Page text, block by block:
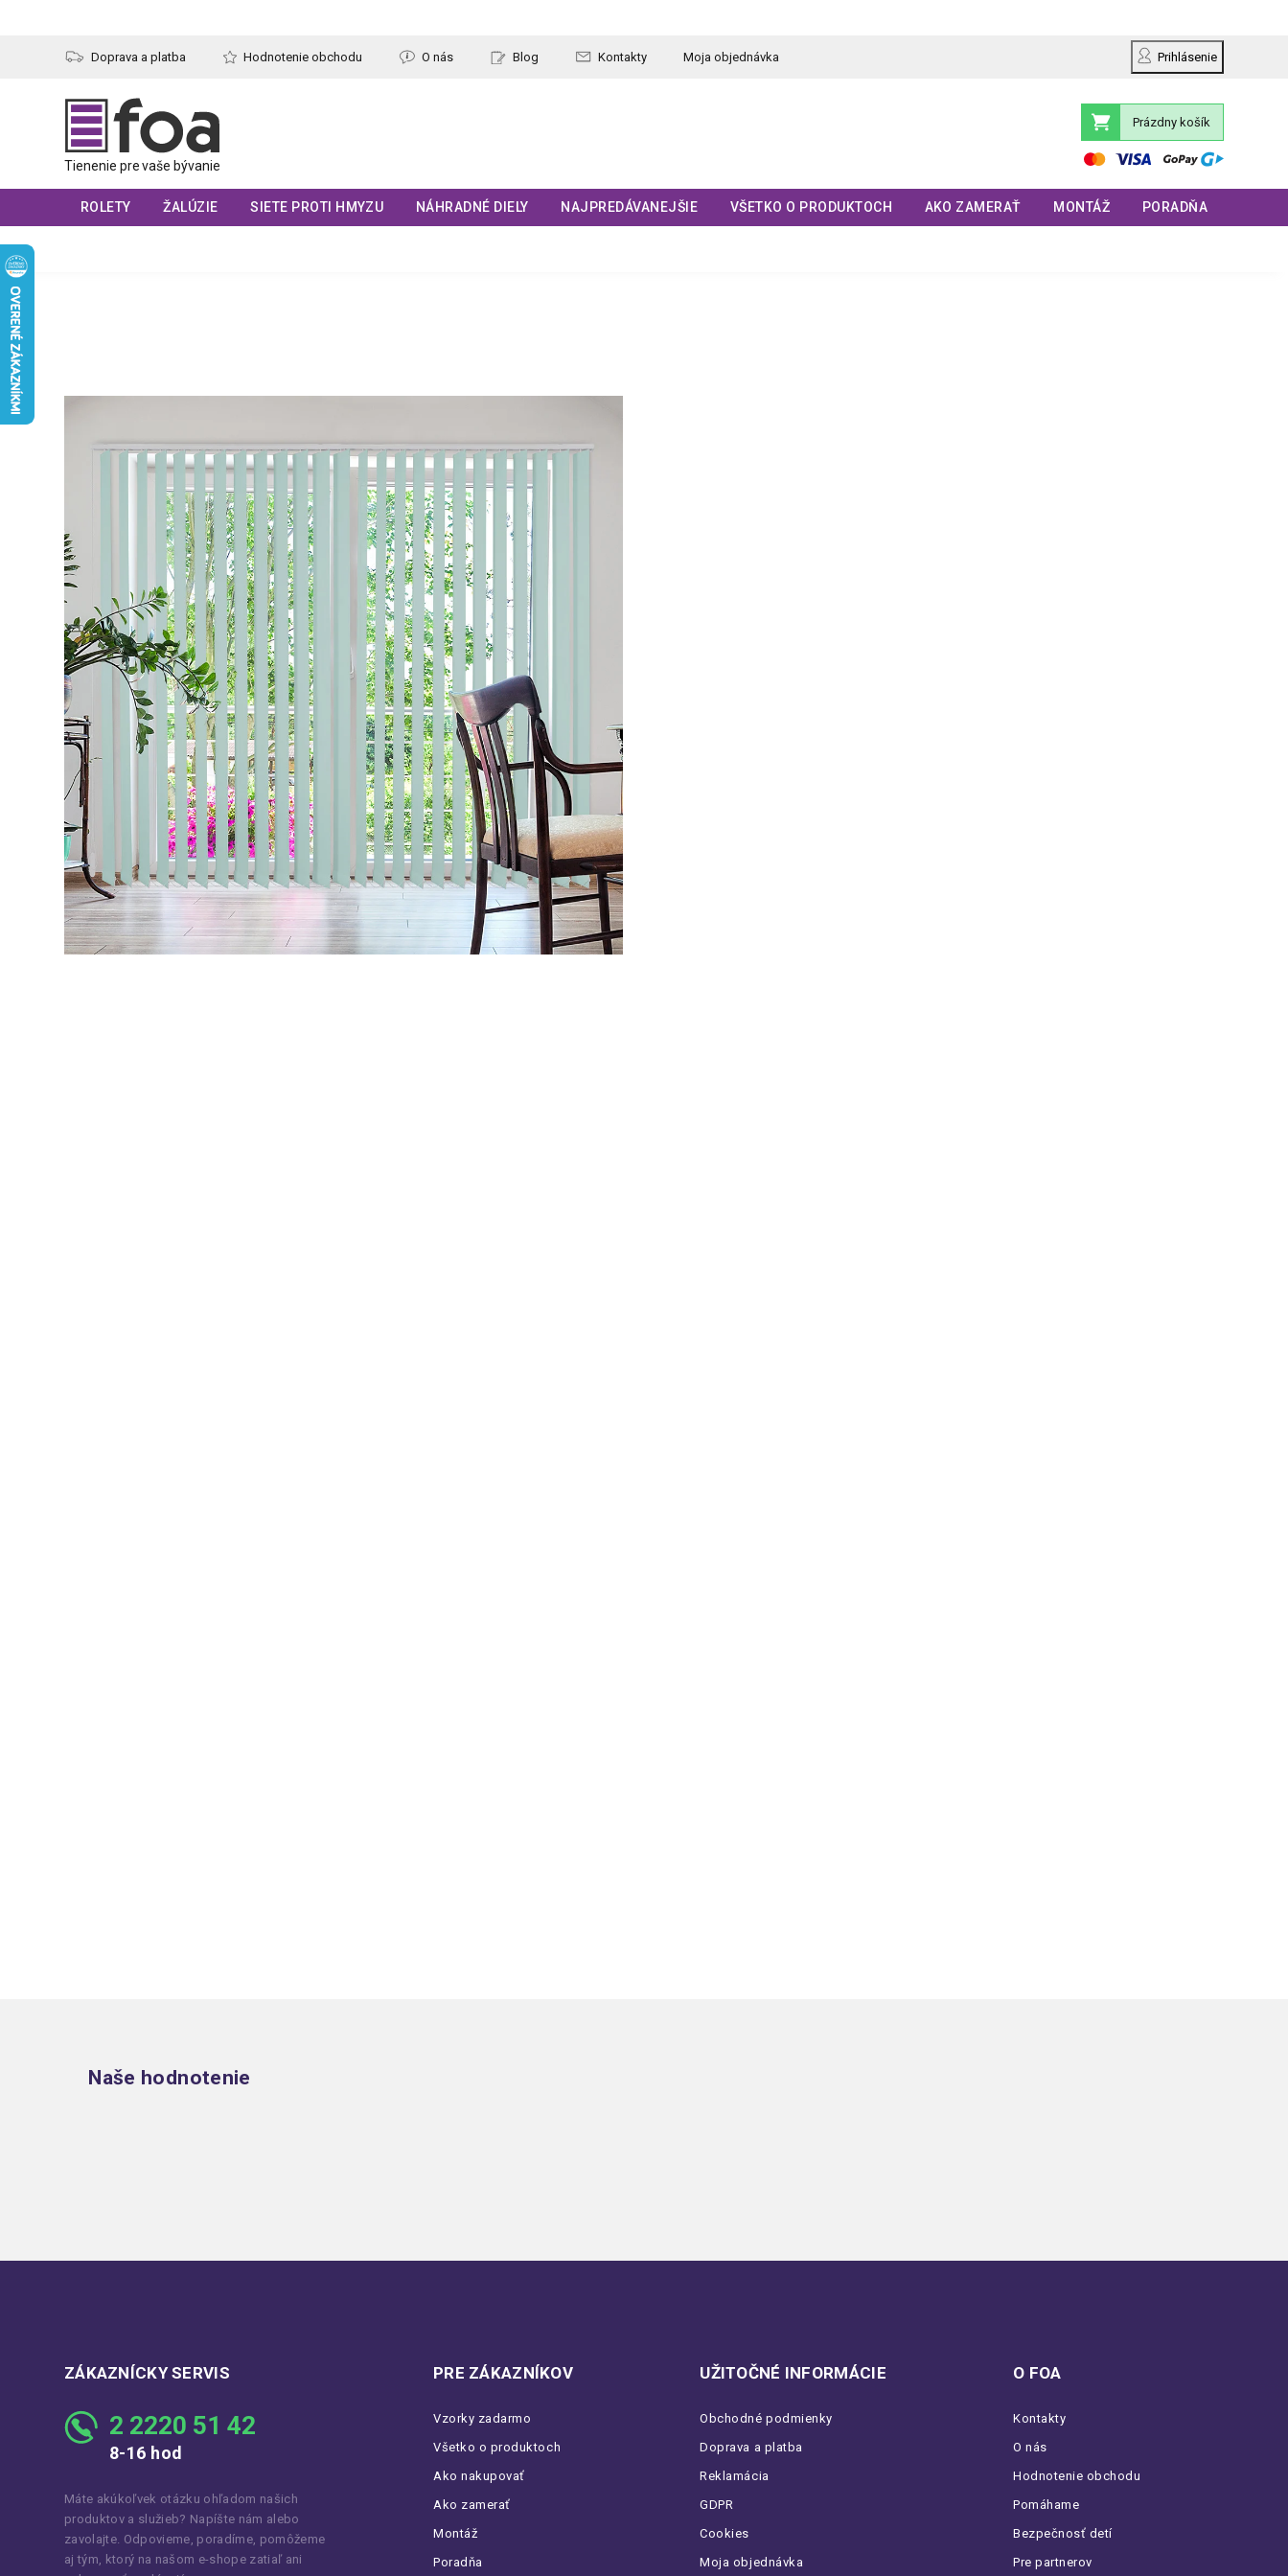
Doprava a platba Hodnotenie obchodu O nás Blog Kontakty Moja objednávka Prihlásenie
Nákupný
košík
Prázdny košík
ROLETY ŽALÚZIE SIETE PROTI HMYZU NÁHRADNÉ DIELY NAJPREDÁVANEJŠIE VŠETKO O PRODUKTOCH AKO ZAMERAŤ MONTÁŽ PORADŇA
Naše hodnotenie
ZÁKAZNÍCKY SERVIS
2 2220 51 42
8-16 hod
Máte akúkoľvek otázku ohľadom našich
produktov a služieb? Napíšte nám alebo
zavolajte. Odpovieme, poradíme, pomôžeme
aj tým, ktorý na našom e-shope zatiaľ ani
PRE ZÁKAZNÍKOV
Vzorky zadarmo
Všetko o produktoch
Ako nakupovať
Ako zamerať
Montáž
Poradňa
UŽITOČNÉ INFORMÁCIE
Obchodné podmienky
Doprava a platba
Reklamácia
GDPR
Cookies
Moja objednávka
O FOA
Kontakty
O nás
Hodnotenie obchodu
Pomáhame
Bezpečnosť detí
Pre partnerov